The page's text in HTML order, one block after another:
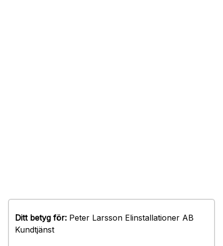
Ditt betyg för: Peter Larsson Elinstallationer AB
Kundtjänst